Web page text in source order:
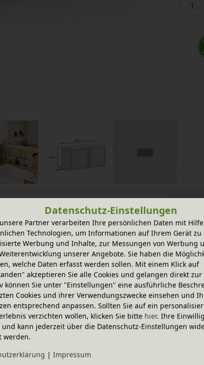
gefertigt und lässt sich vielfältig
Laura Regalwürfeln ergeben sich so
für Ordnung sorgen und jedes
und vieles mehr. Die Türen sind mit
und geräuscharmes Schließen
Datenschutz-Einstellungen
Partner verarbeiten Ihre persönlichen Daten mit Hilfe
Technologien, um Informationen auf Ihrem Gerät
Werbung und Inhalte, zur Messungen von Werbung
unserer Angebote. Sie haben die
welche Daten erfasst werden sollen. Mit einem Klick auf
akzeptieren Sie alle Cookies und gelangen direkt zur
können Sie unter "Einstellungen" eine ausführliche
Cookies und ihrer Verwendungszwecke einsehen und
entsprechend anpassen. Sollten Sie auf ein
verzichten wollen, klicken Sie bitte hier. Ihre
kann jederzeit über die Datenschutz-Einstellungen
werden.
| Impressum